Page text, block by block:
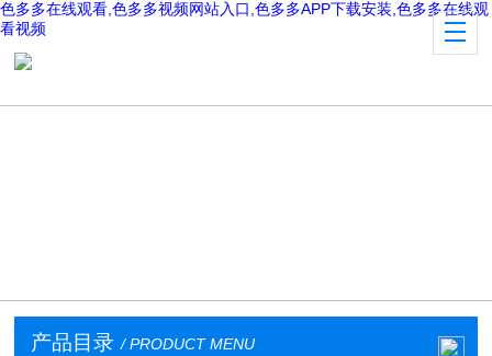
色多多在线观看,色多多视频网站入口,色多多APP下载安装,色多多在线观
看视频
产品目录 / PRODUCT MENU